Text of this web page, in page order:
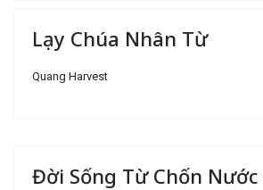
Lạy Chúa Nhân Từ
Quang Harvest
Đời Sống Từ Chốn